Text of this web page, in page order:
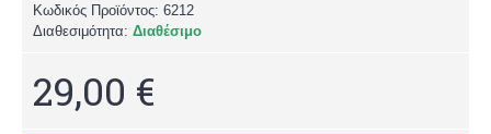
Κωδικός Προϊόντος: 6212
Διαθεσιμότητα: Διαθέσιμο
29,00 €